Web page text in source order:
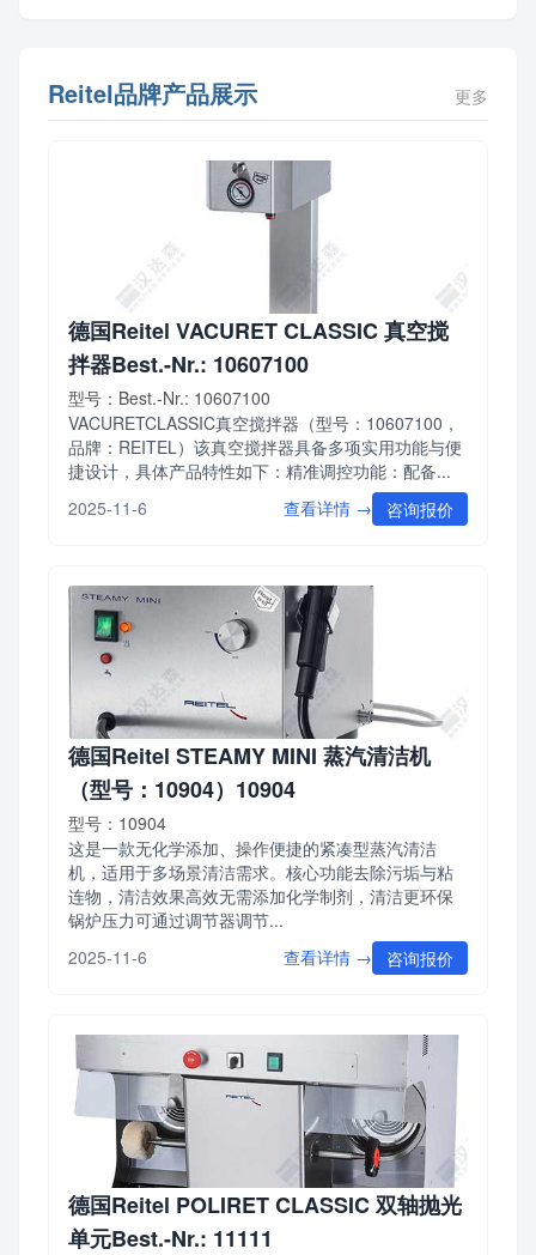
Reitel品牌产品展示 更多
德国Reitel VACURET CLASSIC 真空搅
拌器Best.-Nr.: 10607100
型号：Best.-Nr.: 10607100
VACURETCLASSIC真空搅拌器（型号：10607100，
品牌：REITEL）该真空搅拌器具备多项实用功能与便
捷设计，具体产品特性如下：精准调控功能：配备...
2025-11-6
查看详情 → 咨询报价
德国Reitel STEAMY MINI 蒸汽清洁机
（型号：10904）10904
型号：10904
这是一款无化学添加、操作便捷的紧凑型蒸汽清洁
机，适用于多场景清洁需求。核心功能去除污垢与粘
连物，清洁效果高效无需添加化学制剂，清洁更环保
锅炉压力可通过调节器调节...
2025-11-6
查看详情 → 咨询报价
德国Reitel POLIRET CLASSIC 双轴抛光
单元Best.-Nr.: 11111